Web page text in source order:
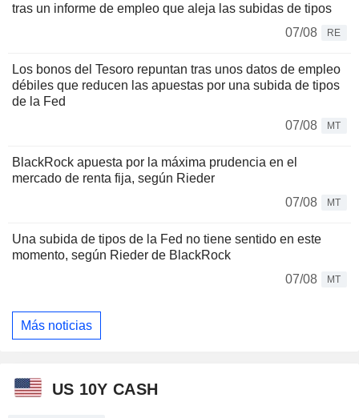
tras un informe de empleo que aleja las subidas de tipos
07/08
RE
Los bonos del Tesoro repuntan tras unos datos de empleo
débiles que reducen las apuestas por una subida de tipos
de la Fed
07/08
MT
BlackRock apuesta por la máxima prudencia en el
mercado de renta fija, según Rieder
07/08
MT
Una subida de tipos de la Fed no tiene sentido en este
momento, según Rieder de BlackRock
07/08
MT
Más noticias
US 10Y CASH